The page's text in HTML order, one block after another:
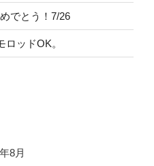
でとう！7/26
ッドOK。
8月